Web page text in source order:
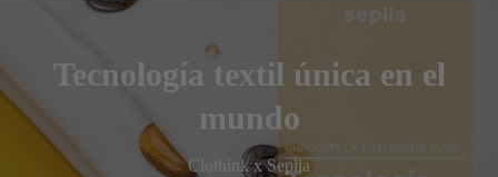
Tecnología textil única en el
mundo
Clothink x Sepiia